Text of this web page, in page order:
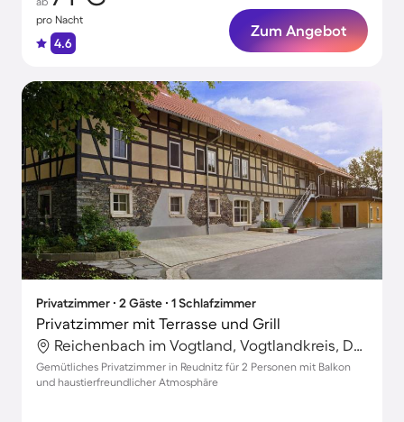
pro Nacht
4.6
Zum Angebot
Privatzimmer ∙ 2 Gäste ∙ 1 Schlafzimmer
Privatzimmer mit Terrasse und Grill
Reichenbach im Vogtland, Vogtlandkreis, Deutschland
Gemütliches Privatzimmer in Reudnitz für 2 Personen mit Balkon
und haustierfreundlicher Atmosphäre